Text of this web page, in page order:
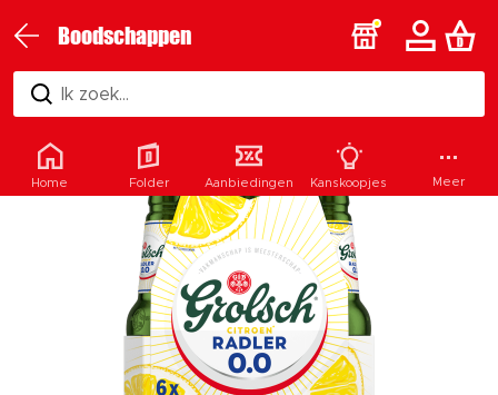
Boodschappen
Ik zoek...
Home Folder Aanbiedingen Kanskoopjes Meer